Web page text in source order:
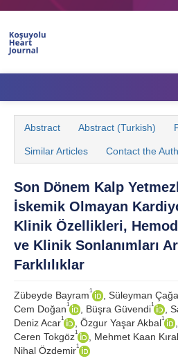
Aims & Scope
Editorial Board
Instructions to Authors
Instructions to Reviewers
Contact Us
Search Articles
Abstract Abstract (Turkish)
Similar Articles Contact the
Son Dönem Kalp
İskemik Olmayan
Klinik Özellikleri,
ve Klinik Sonlanımları
Farklılıklar
Zübeyde Bayram1 , Süleyman
Cem Doğan1 , Büşra Güvendi1 ,
Deniz Acar1 , Özgur Yaşar Akbal1
Ceren Tokgöz1 , Mehmet Kaan
Nihal Özdemir1